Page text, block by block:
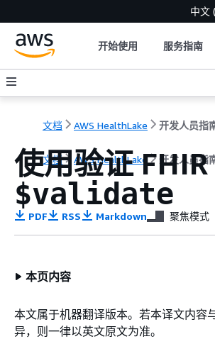
中文
开始使用 服务指南
文档 AWS HealthLake 开发人员指
文档 AWS HealthLake 开发人员指
使用验证
$validate
PDF RSS Markdown 聚焦模式
本页内容
本文属于机器翻译版本。若本译文内容
异，则一律以英文原文为准。